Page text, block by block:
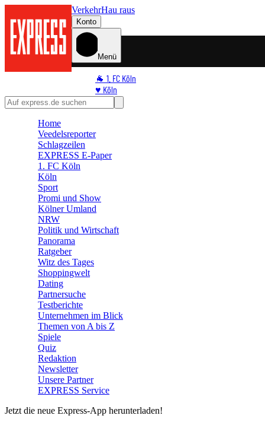
VerkehrHau raus
Konto
Menü
🐐 1. FC Köln
♥️ Köln
⭐ Promi
🛒 Shoppingwelt
Home
Veedelsreporter
Schlagzeilen
EXPRESS E-Paper
1. FC Köln
Köln
Sport
Promi und Show
Kölner Umland
NRW
Politik und Wirtschaft
Panorama
Ratgeber
Witz des Tages
Shoppingwelt
Dating
Partnersuche
Testberichte
Unternehmen im Blick
Themen von A bis Z
Spiele
Quiz
Redaktion
Newsletter
Unsere Partner
EXPRESS Service
Jetzt die neue Express-App herunterladen!